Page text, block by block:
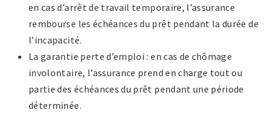
en cas d’arrêt de travail temporaire, l’assurance
rembourse les échéances du prêt pendant la durée de
l’incapacité.
La garantie perte d’emploi : en cas de chômage
involontaire, l’assurance prend en charge tout ou
partie des échéances du prêt pendant une période
déterminée.